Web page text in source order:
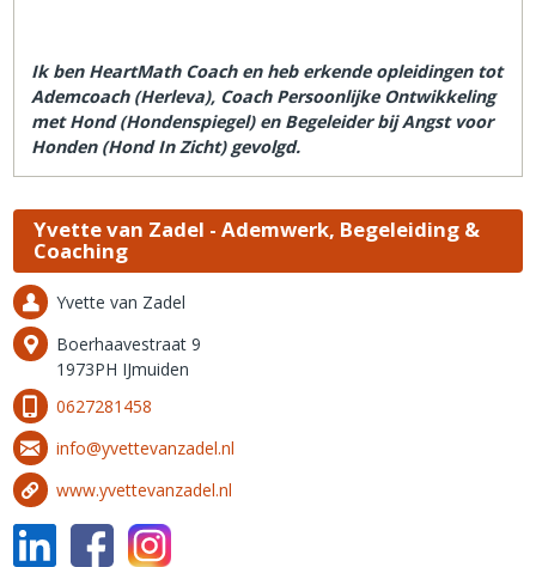
Ik ben HeartMath Coach en heb erkende opleidingen tot
Ademcoach (Herleva), Coach Persoonlijke Ontwikkeling
met Hond (Hondenspiegel) en Begeleider bij Angst voor
Honden (Hond In Zicht) gevolgd.
Yvette van Zadel - Ademwerk, Begeleiding &
Coaching
Yvette van Zadel
Boerhaavestraat 9
1973PH IJmuiden
0627281458
info@yvettevanzadel.nl
www.yvettevanzadel.nl